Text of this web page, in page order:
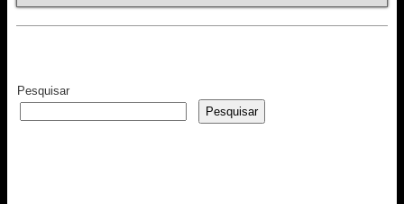
Pesquisar
Pesquisar